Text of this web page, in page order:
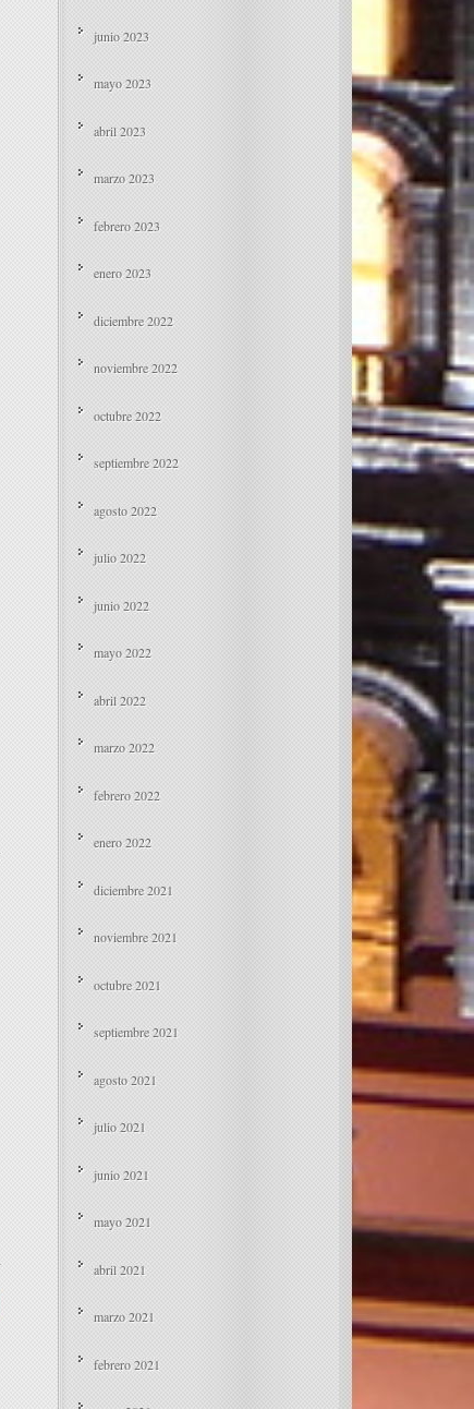
junio 2023
mayo 2023
abril 2023
marzo 2023
febrero 2023
enero 2023
diciembre 2022
noviembre 2022
octubre 2022
septiembre 2022
agosto 2022
julio 2022
junio 2022
mayo 2022
abril 2022
marzo 2022
febrero 2022
enero 2022
diciembre 2021
noviembre 2021
octubre 2021
septiembre 2021
agosto 2021
julio 2021
junio 2021
mayo 2021
abril 2021
marzo 2021
febrero 2021